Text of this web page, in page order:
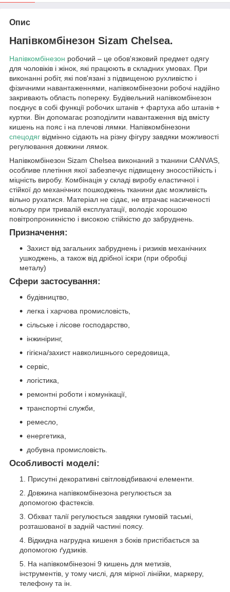
Опис
Напівкомбінезон Sizam Chelsea.
Напівкомбінезон робочий – це обов'язковий предмет одягу
для чоловіків і жінок, які працюють в складних умовах. При
виконанні робіт, які пов'язані з підвищеною рухливістю і
фізичними навантаженнями, напівкомбінезони робочі надійно
закривають область попереку. Будівельний напівкомбінезон
поєднує в собі функції робочих штанів + фартуха або штанів +
куртки. Він допомагає розподілити навантаження від вмісту
кишень на пояс і на плечові лямки. Напівкомбінезони
спецодяг відмінно сідають на різну фігуру завдяки можливості
регулювання довжини лямок.
Напівкомбінезон Sizam Chelsea виконаний з тканини CANVAS,
особливе плетіння якої забезпечує підвищену зносостійкість і
міцність виробу. Комбінація у складі виробу еластичної і
стійкої до механічних пошкоджень тканини дає можливість
вільно рухатися. Матеріал не сідає, не втрачає насиченості
кольору при тривалій експлуатації, володіє хорошою
повітропроникністю і високою стійкістю до забруднень.
Призначення:
Захист від загальних забруднень і ризиків механічних
ушкоджень, а також від дрібної іскри (при обробці
металу)
Сфери застосування:
будівництво,
легка і харчова промисловість,
сільське і лісове господарство,
інжиніринг,
гігієна/захист навколишнього середовища,
сервіс,
логістика,
ремонтні роботи і комунікації,
транспортні служби,
ремесло,
енергетика,
добувна промисловість.
Особливості моделі:
Присутні декоративні світловідбиваючі елементи.
Довжина напівкомбінезона регулюється за
допомогою фастексів.
Обхват талії регулюється завдяки гумовій тасьмі,
розташованої в задній частині поясу.
Відкидна нагрудна кишеня з боків пристібається за
допомогою ґудзиків.
На напівкомбінезоні 9 кишень для метизів,
інструментів, у тому числі, для мірної лінійки, маркеру,
телефону та ін.